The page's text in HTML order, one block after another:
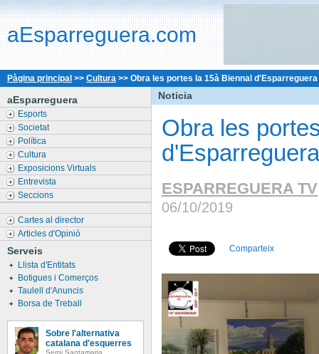
aEsparreguera.com
Pàgina principal >> Cultura >> Obra les portes la 15à Biennal d'Esparreguera
aEsparreguera
Esports
Societat
Política
Cultura
Exposicions Virtuals
Entrevista
Seccions
Cartes al director
Articles d'Opinió
Serveis
Llista d'Entitats
Botigues i Comerços
Taulell d'Anuncis
Borsa de Treball
Sobre l'alternativa
catalana d'esquerres
Sergi Santamaria
Noticia
Obra les
d'Esparreguera
ESPARREGUERA TV
06/10/2019
Comparteix